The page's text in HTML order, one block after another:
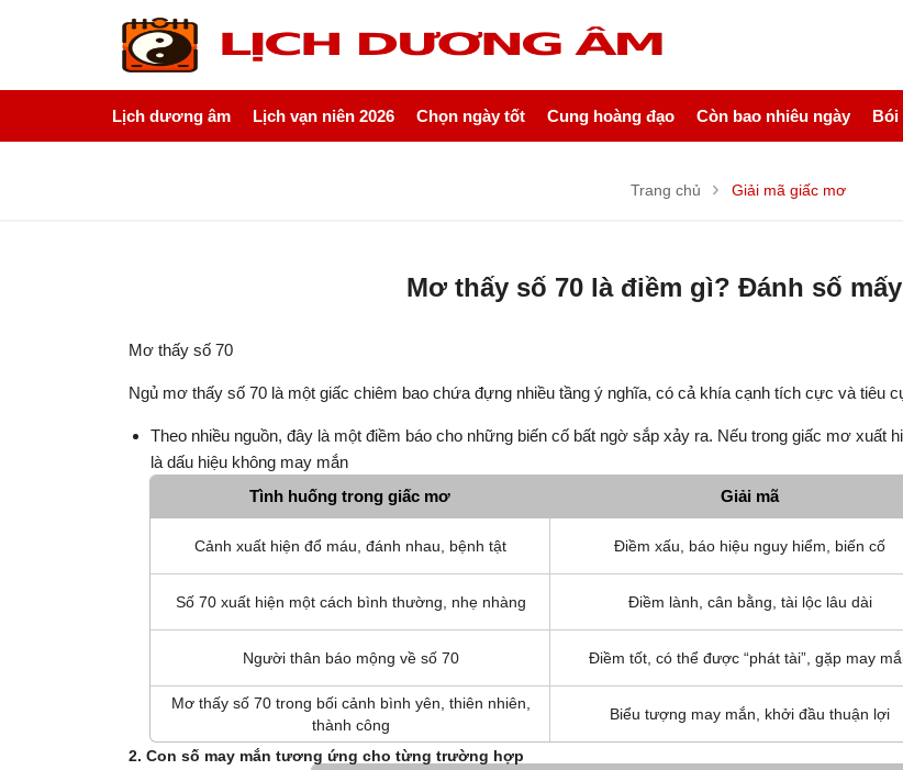
Lịch dương âm Lịch vạn niên 2026 Chọn ngày tốt Cung hoàng đạo Còn bao nhiêu ngày Bói
Trang chủ Giải mã giấc mơ
Mơ thấy số 70 là điềm gì? Đánh số
Mơ thấy số 70
Ngủ mơ thấy số 70 là một giấc chiêm bao chứa đựng nhiều tầng ý nghĩa, có cả khía cạnh tích cực và tiêu
Theo nhiều nguồn, đây là một điềm báo cho những biến cố bất ngờ sắp xảy ra. Nếu trong giấc mơ xuất
là dấu hiệu không may mắn
Tình huống trong giấc mơ
Giải mã
Cảnh xuất hiện đổ máu, đánh nhau, bệnh tật Điềm xấu, báo hiệu nguy hiểm, biến cố
Số 70 xuất hiện một cách bình thường, nhẹ nhàng Điềm lành, cân bằng, tài lộc lâu dài
Người thân báo mộng về số 70 Điềm tốt, có thể được “phát tài”, gặp may
Mơ thấy số 70 trong bối cảnh bình yên, thiên nhiên,
thành công
Biểu tượng may mắn, khởi đầu thuận lợi
2. Con số may mắn tương ứng cho từng trường hợp